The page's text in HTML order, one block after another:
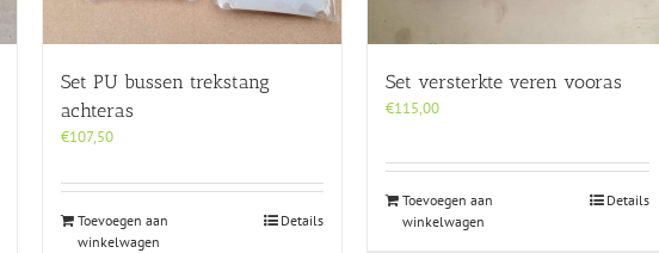
Set PU bussen trekstang
achteras
€107,50
Toevoegen aan
winkelwagen
Details
Set versterkte veren vooras
€115,00
Toevoegen aan
winkelwagen
Details